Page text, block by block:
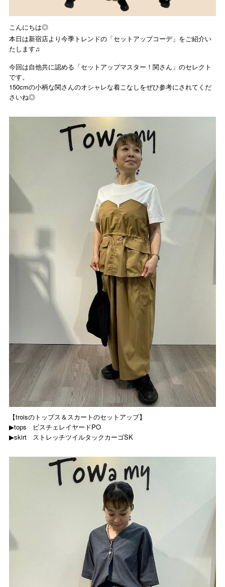
こんにちは◎
本日は新宿店より今季トレンドの「セットアップコーデ」をご紹介い
たします♫
今回は自他共に認める「セットアップマスター！関さん」のセレクト
です。
150cmの小柄な関さんのオシャレな着こなしをぜひ参考にされてくだ
さいね◎
【troisのトップス＆スカートのセットアップ】
▶︎tops
ビスチェレイヤードPO
▶︎skirt ストレッチツイルタックカーゴSK